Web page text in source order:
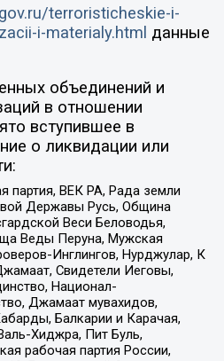
terroristicheskie-i-
i-materialy.html данные
объединений и
в отношении
вступившее в
о ликвидации или
партия, ВЕК РА, Рада земли
Державы Русь, Община
Веси Беловодья,
Веды Перуна, Мужская
Инглингов, Нурджулар, К
Свидетели Иеговы,
Национал-
Джамаат мувахидов,
Балкарии и Карачая,
Хиджра, Пит Буль,
рабочая партия России,